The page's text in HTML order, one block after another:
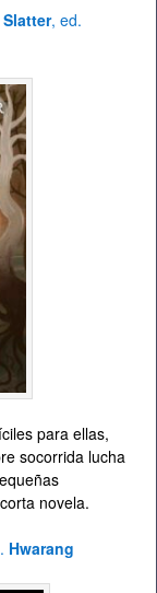
, ed.
para ellas,
socorrida lucha
novela.
Hwarang